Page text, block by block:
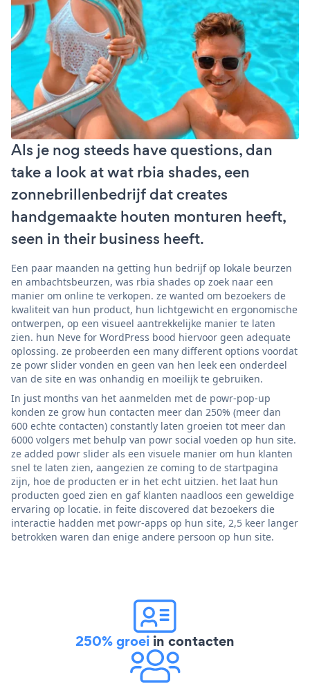
Als je nog steeds have questions, dan
take a look at wat rbia shades, een
zonnebrillenbedrijf dat creates
handgemaakte houten monturen heeft,
seen in their business heeft.
Een paar maanden na getting hun bedrijf op lokale beurzen
en ambachtsbeurzen, was rbia shades op zoek naar een
manier om online te verkopen. ze wanted om bezoekers de
kwaliteit van hun product, hun lichtgewicht en ergonomische
ontwerpen, op een visueel aantrekkelijke manier te laten
zien. hun Neve for WordPress bood hiervoor geen adequate
oplossing. ze probeerden een many different options voordat
ze powr slider vonden en geen van hen leek een onderdeel
van de site en was onhandig en moeilijk te gebruiken.
In just months van het aanmelden met de powr-pop-up
konden ze grow hun contacten meer dan 250% (meer dan
600 echte contacten) constantly laten groeien tot meer dan
6000 volgers met behulp van powr social voeden op hun site.
ze added powr slider als een visuele manier om hun klanten
snel te laten zien, aangezien ze coming to de startpagina
zijn, hoe de producten er in het echt uitzien. het laat hun
producten goed zien en gaf klanten naadloos een geweldige
ervaring op locatie. in feite discovered dat bezoekers die
interactie hadden met powr-apps op hun site, 2,5 keer langer
betrokken waren dan enige andere persoon op hun site.
250% groei in contacten